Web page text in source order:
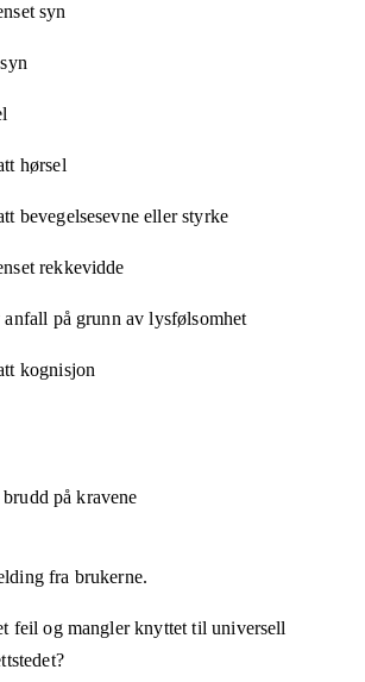
syn
hørsel
bevegelsesevne eller styrke
rekkevidde
anfall på grunn av lysfølsomhet
kognisjon
på kravene
fra brukerne.
feil og mangler knyttet til universell